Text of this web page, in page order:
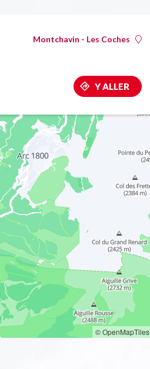
Montchavin - Les Coches
Y ALLER
© OpenMapTiles